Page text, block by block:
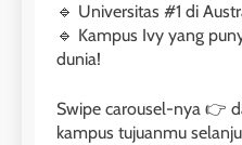
🔹 Universitas #1 di
🔹 Kampus Ivy yang
dunia!
Swipe carousel-nya 👉
kampus tujuanmu